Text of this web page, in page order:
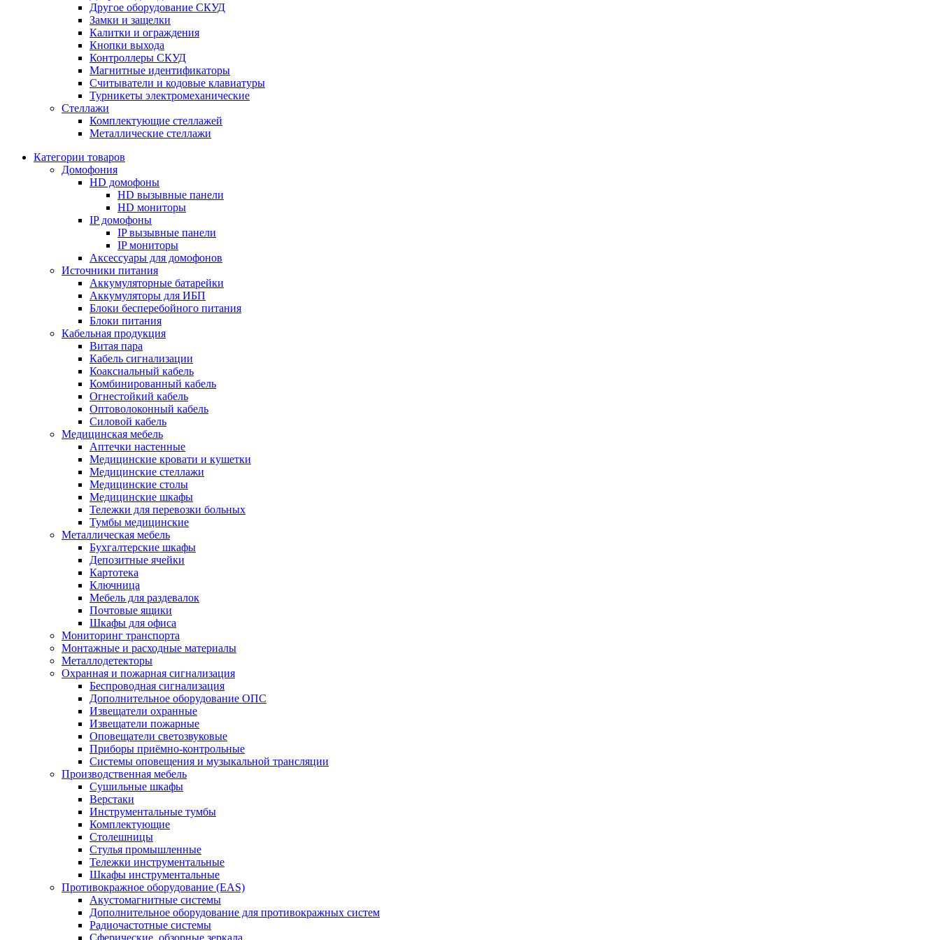
Другое оборудование СКУД
Замки и защелки
Калитки и ограждения
Кнопки выхода
Контроллеры СКУД
Магнитные идентификаторы
Считыватели и кодовые клавиатуры
Турникеты электромеханические
Стеллажи
Комплектующие стеллажей
Металлические стеллажи
Категории товаров
Домофония
HD домофоны
HD вызывные панели
HD мониторы
IP домофоны
IP вызывные панели
IP мониторы
Аксессуары для домофонов
Источники питания
Аккумуляторные батарейки
Аккумуляторы для ИБП
Блоки бесперебойного питания
Блоки питания
Кабельная продукция
Витая пара
Кабель сигнализации
Коаксиальный кабель
Комбинированный кабель
Огнестойкий кабель
Оптоволоконный кабель
Силовой кабель
Медицинская мебель
Аптечки настенные
Медицинские кровати и кушетки
Медицинские стеллажи
Медицинские столы
Медицинские шкафы
Тележки для перевозки больных
Тумбы медицинские
Металлическая мебель
Бухгалтерские шкафы
Депозитные ячейки
Картотека
Ключница
Мебель для раздевалок
Почтовые ящики
Шкафы для офиса
Мониторинг транспорта
Монтажные и расходные материалы
Металлодетекторы
Охранная и пожарная сигнализация
Беспроводная сигнализация
Дополнительное оборудование ОПС
Извещатели охранные
Извещатели пожарные
Оповещатели светозвуковые
Приборы приёмно-контрольные
Системы оповещения и музыкальной трансляции
Производственная мебель
Cушильные шкафы
Верстаки
Инструментальные тумбы
Комплектующие
Столешницы
Стулья промышленные
Тележки инструментальные
Шкафы инструментальные
Противокражное оборудование (EAS)
Акустомагнитные системы
Дополнительное оборудование для противокражных систем
Радиочастотные системы
Сферические, обзорные зеркала